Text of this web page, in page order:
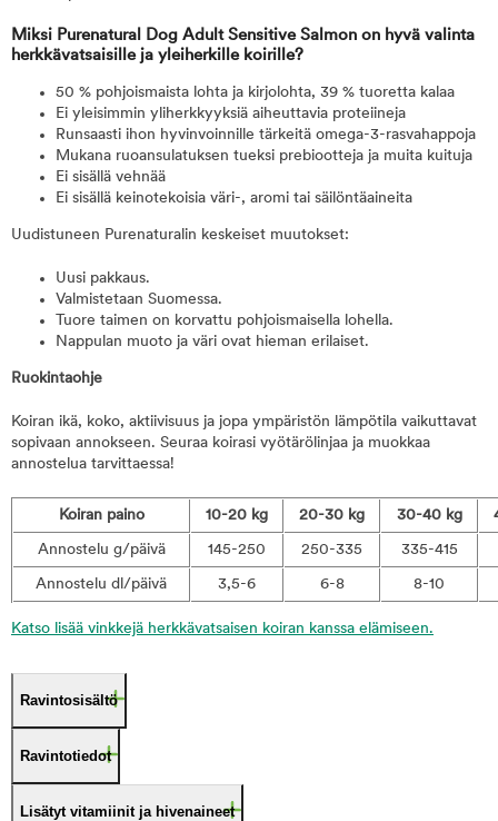
Miksi Purenatural Dog Adult Sensitive Salmon on hyvä valinta
herkkävatsaisille ja yleiherkille koirille?
50 % pohjoismaista lohta ja kirjolohta, 39 % tuoretta kalaa
Ei yleisimmin yliherkkyyksiä aiheuttavia proteiineja
Runsaasti ihon hyvinvoinnille tärkeitä omega-3-rasvahappoja
Mukana ruoansulatuksen tueksi prebiootteja ja muita kuituja
Ei sisällä vehnää
Ei sisällä keinotekoisia väri-, aromi tai säilöntäaineita
Uudistuneen Purenaturalin keskeiset muutokset:
Uusi pakkaus.
Valmistetaan Suomessa.
Tuore taimen on korvattu pohjoismaisella lohella.
Nappulan muoto ja väri ovat hieman erilaiset.
Ruokintaohje
Koiran ikä, koko, aktiivisuus ja jopa ympäristön lämpötila vaikuttavat
sopivaan annokseen. Seuraa koirasi vyötärölinjaa ja muokkaa
annostelua tarvittaessa!
Koiran paino 10-20 kg 20-30 kg 30-40 kg
Annostelu g/päivä 145-250 250-335 335-415
Annostelu dl/päivä 3,5-6 6-8 8-10
Katso lisää vinkkejä herkkävatsaisen koiran kanssa elämiseen.
Ravintosisältö
Ravintotiedot
Lisätyt vitamiinit ja hivenaineet